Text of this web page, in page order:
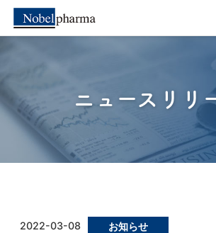
ニュースリリ
2022-03-08 お知らせ